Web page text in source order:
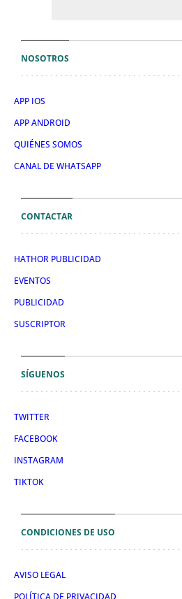
NOSOTROS
APP IOS
APP ANDROID
QUIÉNES SOMOS
CANAL DE WHATSAPP
CONTACTAR
HATHOR PUBLICIDAD
EVENTOS
PUBLICIDAD
SUSCRIPTOR
SÍGUENOS
TWITTER
FACEBOOK
INSTAGRAM
TIKTOK
CONDICIONES DE USO
AVISO LEGAL
POLÍTICA DE PRIVACIDAD